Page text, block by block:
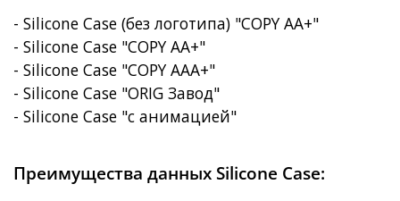
- Silicone Case (без логотипа) "COPY AA+"
- Silicone Case "COPY AA+"
- Silicone Case "COPY AAA+"
- Silicone Case "ORIG Завод"
- Silicone Case "с анимацией"
Преимущества данных Silicone Case: